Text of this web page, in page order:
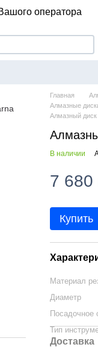
оператора
Главная
Алмазные
Алмазный
В наличии
7 680
Купить
Материал
Диаметр
Посадочное
Тип
Доставка